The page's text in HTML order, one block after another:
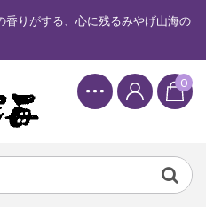
香りがする、心に残るみやげ山海の
0
。「カード...